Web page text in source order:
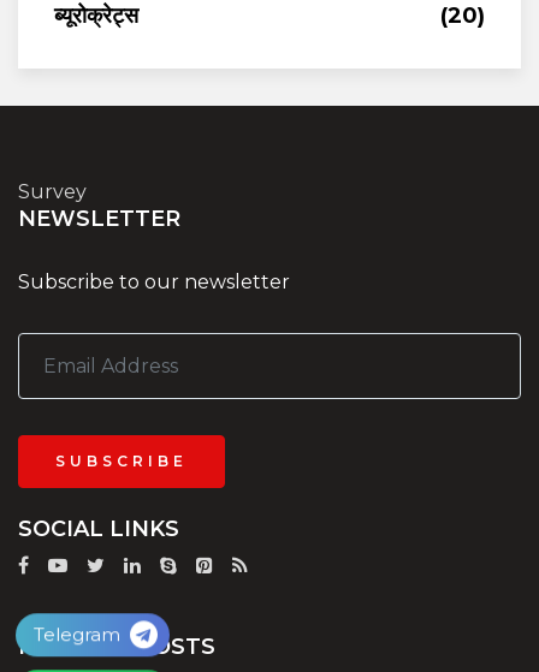
ब्यूरोक्रेट्स
(20)
Survey
NEWSLETTER
Subscribe to our newsletter
SUBSCRIBE
SOCIAL LINKS
POPULAR POSTS
Telegram